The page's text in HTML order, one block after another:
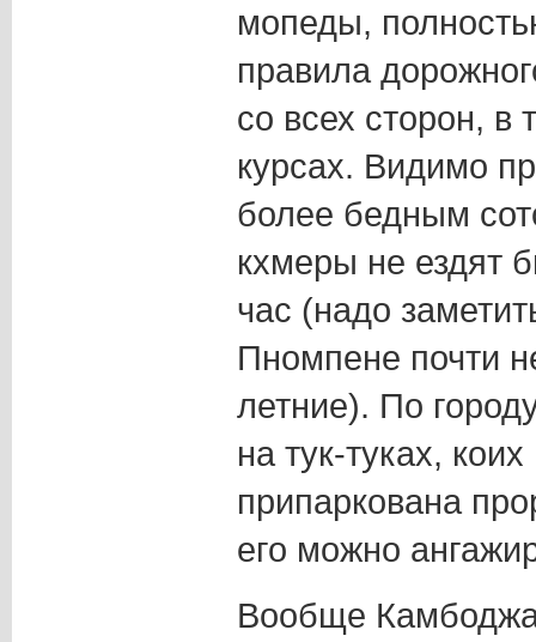
мопеды,
правила
со всех сторон, в
курсах. Видимо
более бедным
кхмеры не ездят
час (надо
Пномпене почти
летние). По
на тук-туках,
припаркована
его можно
Вообще Камбоджа